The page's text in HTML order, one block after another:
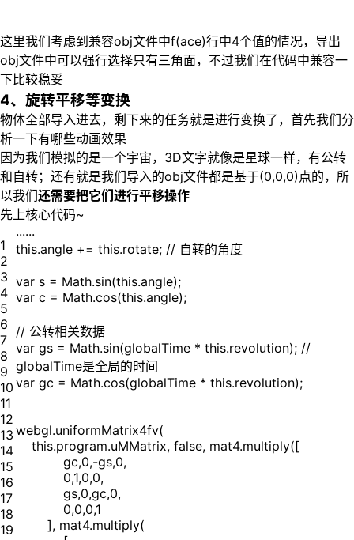
这里我们考虑到兼容obj文件中f(ace)行中4个值的情况，导出
obj文件中可以强行选择只有三角面，不过我们在代码中兼容一
下比较稳妥
4、旋转平移等变换
物体全部导入进去，剩下来的任务就是进行变换了，首先我们分
析一下有哪些动画效果
因为我们模拟的是一个宇宙，3D文字就像是星球一样，有公转
和自转；还有就是我们导入的obj文件都是基于(0,0,0)点的，所
以我们还需要把它们进行平移操作
先上核心代码~
1
2
3
4
5
6
7
8
9
10
11
12
13
14
15
16
17
18
19
......
this.angle += this.rotate; // 自转的角度
var s = Math.sin(this.angle);
var c = Math.cos(this.angle);
// 公转相关数据
var gs = Math.sin(globalTime * this.revolution); //
globalTime是全局的时间
var gc = Math.cos(globalTime * this.revolution);
webgl.uniformMatrix4fv(
this.program.uMMatrix, false, mat4.multiply([
gc,0,-gs,0,
0,1,0,0,
gs,0,gc,0,
0,0,0,1
], mat4.multiply(